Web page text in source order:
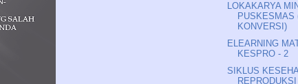
LOKAKARYA
PUSKESMAS
KONVERSI)
ELEARNING
KESPRO - 2
SIKLUS
REPRODUKSI